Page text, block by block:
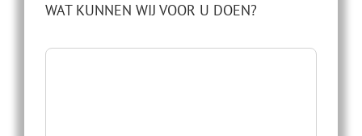
WAT KUNNEN WIJ VOOR U DOEN?